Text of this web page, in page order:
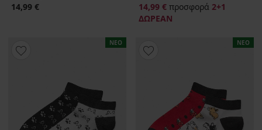
14,99 €
14,99 € προσφορά 2+1
ΔΩΡΕΑΝ
ΝΕΟ ΝΕΟ